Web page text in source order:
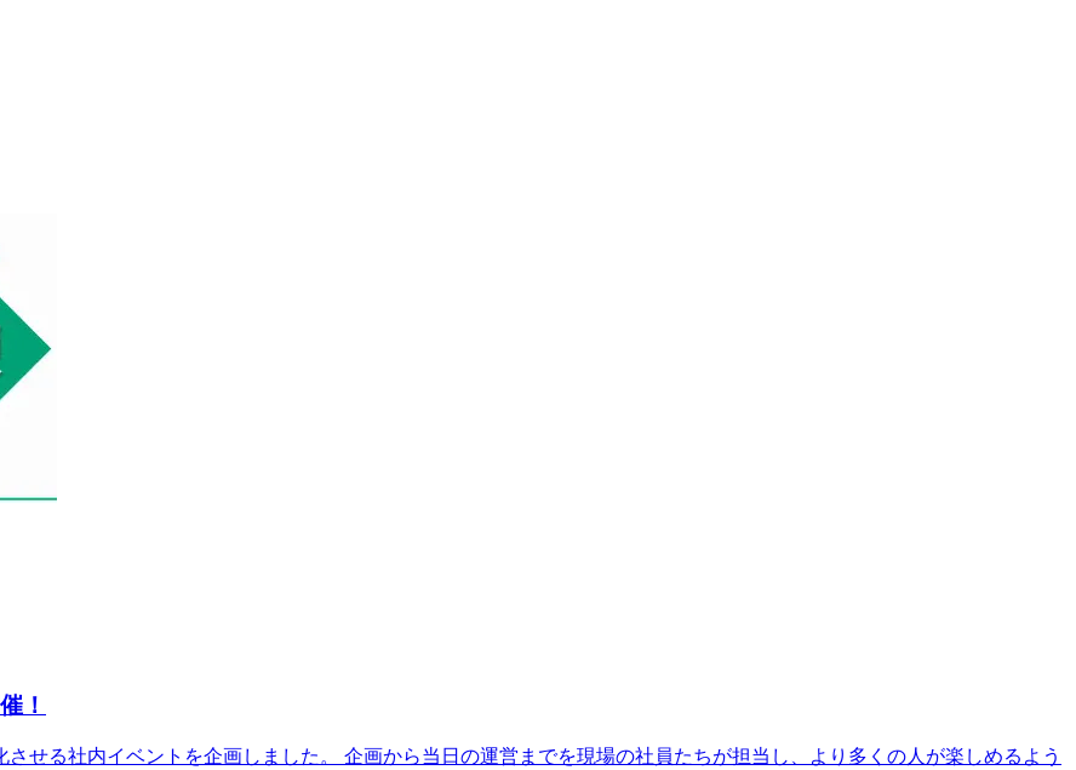
！
せる社内イベントを企画しました。 企画から当日の運営までを現場の社員たちが担当し、より多くの人が楽しめるよう